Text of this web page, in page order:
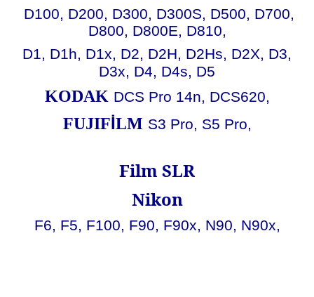
D100, D200, D300, D300S, D500, D700,
D800, D800E, D810,
D1, D1h, D1x, D2, D2H, D2Hs, D2X, D3,
D3x, D4, D4s, D5
KODAK DCS Pro 14n, DCS620,
FUJIFİLM S3 Pro, S5 Pro,
Film SLR
Nikon
F6, F5, F100, F90, F90x, N90, N90x,